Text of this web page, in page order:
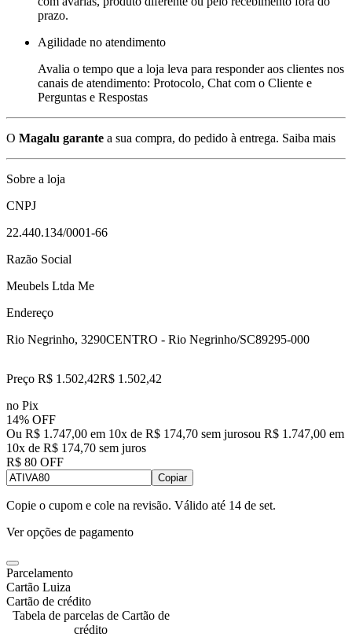
prazo.
Agilidade no atendimento
Avalia o tempo que a loja leva para responder aos clientes nos
canais de atendimento: Protocolo, Chat com o Cliente e
Perguntas e Respostas
O Magalu garante a sua compra, do pedido à entrega. Saiba mais
Sobre a loja
CNPJ
22.440.134/0001-66
Razão Social
Meubels Ltda Me
Endereço
Rio Negrinho, 3290CENTRO - Rio Negrinho/SC89295-000
Preço R$ 1.502,42R$ 1.502,42
no Pix
14% OFF
Ou R$ 1.747,00 em 10x de R$ 174,70 sem jurosou R$ 1.747,00 em
10x de R$ 174,70 sem juros
R$ 80 OFF
Copiar
Copie o cupom e cole na revisão. Válido até 14 de set.
Ver opções de pagamento
Parcelamento
Cartão Luiza
Cartão de crédito
Tabela de parcelas de Cartão de
crédito